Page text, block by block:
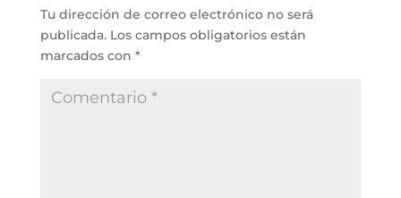
Tu dirección de correo electrónico no será
publicada. Los campos obligatorios están
marcados con *